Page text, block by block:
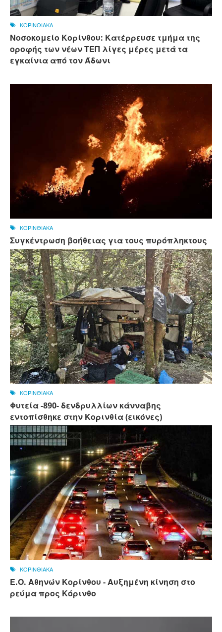
ΚΟΡΙΝΘΙΑΚΑ
Νοσοκομείο Κορίνθου: Κατέρρευσε τμήμα της
οροφής των νέων ΤΕΠ λίγες μέρες μετά τα
εγκαίνια από τον Άδωνι
ΚΟΡΙΝΘΙΑΚΑ
Συγκέντρωση βοήθειας για τους πυρόπληκτους
ΚΟΡΙΝΘΙΑΚΑ
Φυτεία -890- δενδρυλλίων κάνναβης
εντοπίσθηκε στην Κορινθία (εικόνες)
ΚΟΡΙΝΘΙΑΚΑ
Ε.Ο. Αθηνών Κορίνθου - Αυξημένη κίνηση στο
ρεύμα προς Κόρινθο